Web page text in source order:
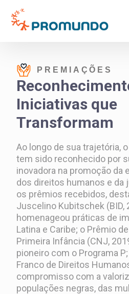
PREMIAÇÕES
Iniciativas que
Transformam
Ao longo de sua trajetória,
tem sido reconhecido por
inovadora na promoção da
dos direitos humanos e da
os prêmios recebidos,
Juscelino Kubitschek (BID,
homenageou práticas de
Latina e Caribe; o Prêmio
Primeira Infância (CNJ,
pioneiro com o Programa
Franco de Direitos
compromisso com a
populações negras, das